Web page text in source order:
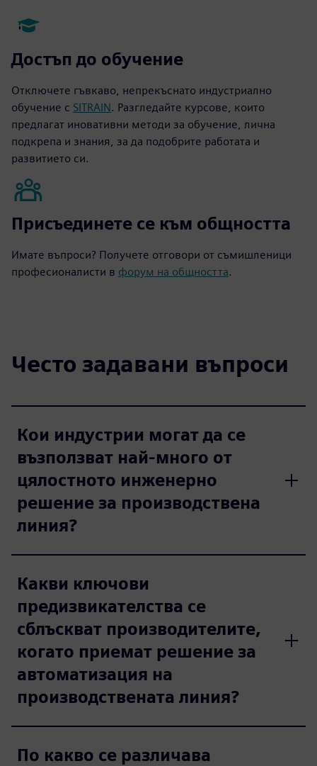
Достъп до обучение
Отключете гъвкаво, непрекъснато индустриално
обучение с SITRAIN. Разгледайте курсове, които
предлагат иновативни методи за обучение, лична
подкрепа и знания, за да подобрите работата и
развитието си.
Присъединете се към общността
Имате въпроси? Получете отговори от съмишленици
професионалисти в форум на общността.
Често задавани въпроси
Кои индустрии могат да се
възползват най-много от
цялостното инженерно
решение за производствена
линия?
Какви ключови
предизвикателства се
сблъскват производителите,
когато приемат решение за
автоматизация на
производствената линия?
По какво се различава